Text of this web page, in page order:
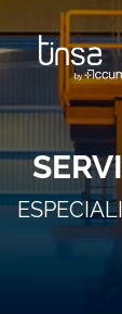
al
contenido